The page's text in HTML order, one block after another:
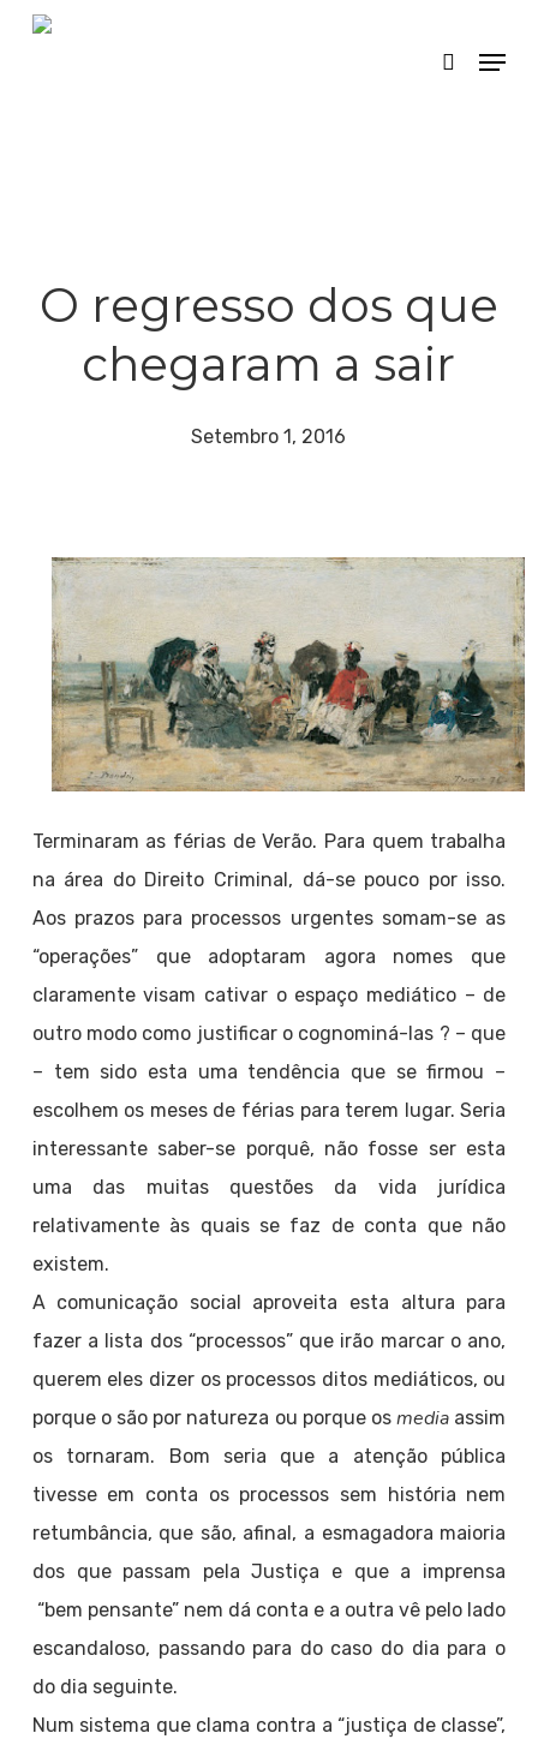
Skip
search
Menu
O regresso dos que
chegaram a sair
Setembro 1, 2016
Terminaram as férias de Verão. Para quem trabalha
na área do Direito Criminal, dá-se pouco por isso.
Aos prazos para processos urgentes somam-se as
“operações” que adoptaram agora nomes que
claramente visam cativar o espaço mediático – de
outro modo como justificar o cognominá-las ? – que
– tem sido esta uma tendência que se firmou –
escolhem os meses de férias para terem lugar. Seria
interessante saber-se porquê, não fosse ser esta
uma das muitas questões da vida jurídica
relativamente às quais se faz de conta que não
existem.
A comunicação social aproveita esta altura para
fazer a lista dos “processos” que irão marcar o ano,
querem eles dizer os processos ditos mediáticos, ou
porque o são por natureza ou porque os media assim
os tornaram. Bom seria que a atenção pública
tivesse em conta os processos sem história nem
retumbância, que são, afinal, a esmagadora maioria
dos que passam pela Justiça e que a imprensa
“bem pensante” nem dá conta e a outra vê pelo lado
escandaloso, passando para do caso do dia para o
do dia seguinte.
Num sistema que clama contra a “justiça de classe”,
Close